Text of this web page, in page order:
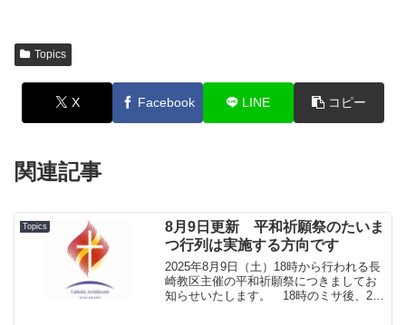
Topics
X Facebook LINE コピー
関連記事
Topics
8月9日更新 平和祈願祭のたいま
つ行列は実施する方向です
2025年8月9日（土）18時から行われる長
崎教区主催の平和祈願祭につきましてお
知らせいたします。 18時のミサ後、20